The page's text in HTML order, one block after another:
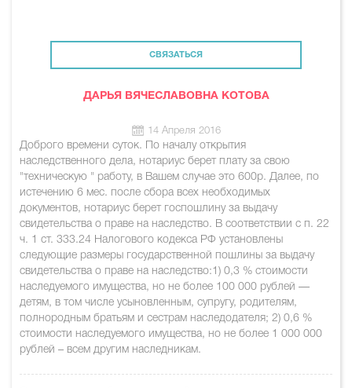
СВЯЗАТЬСЯ
ДАРЬЯ ВЯЧЕСЛАВОВНА КОТОВА
14 Апреля 2016
Доброго времени суток. По началу открытия
наследственного дела, нотариус берет плату за свою
"техническую " работу, в Вашем случае это 600р. Далее, по
истечению 6 мес. после сбора всех необходимых
документов, нотариус берет госпошлину за выдачу
свидетельства о праве на наследство. В соответствии с п. 22
ч. 1 ст. 333.24 Налогового кодекса РФ установлены
следующие размеры государственной пошлины за выдачу
свидетельства о праве на наследство:1) 0,3 % стоимости
наследуемого имущества, но не более 100 000 рублей —
детям, в том числе усыновленным, супругу, родителям,
полнородным братьям и сестрам наследодателя; 2) 0,6 %
стоимости наследуемого имущества, но не более 1 000 000
рублей – всем другим наследникам.